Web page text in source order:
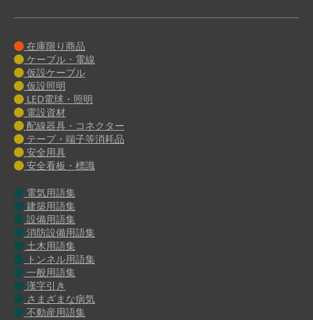
在庫限り商品
ケーブル・電線
仮設ケーブル
仮設照明
LED電球・照明
電設資材
配線器具・コネクター
テープ・端子等消耗品
安全用具
安全看板・標識
電気用語集
建築用語集
設備用語集
消防設備用語集
土木用語集
トンネル用語集
一般用語集
漢字引き
さまざまな病気
不動産用語集